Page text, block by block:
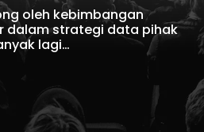
oleh kebimbangan
dalam strategi data pihak
lagi…